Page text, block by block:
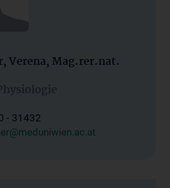
Verena, Mag.rer.nat.
- 31432